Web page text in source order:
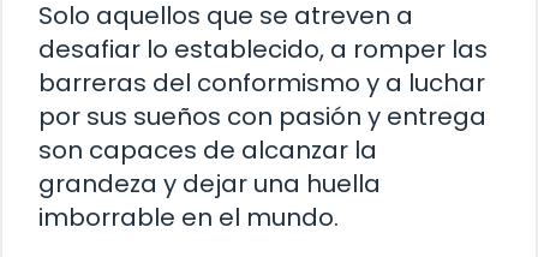
Solo aquellos que se atreven a
desafiar lo establecido, a romper las
barreras del conformismo y a luchar
por sus sueños con pasión y entrega
son capaces de alcanzar la
grandeza y dejar una huella
imborrable en el mundo.